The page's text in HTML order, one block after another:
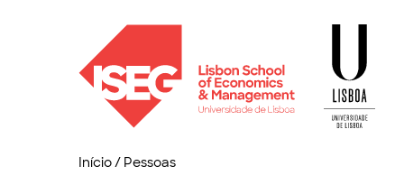
Início/ Pessoas